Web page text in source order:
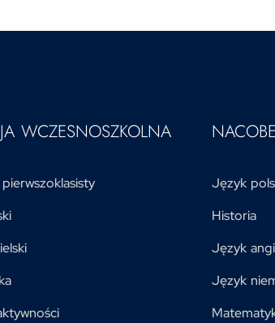
WCZESNOSZKOLNA
Język
Historia
Język
Język